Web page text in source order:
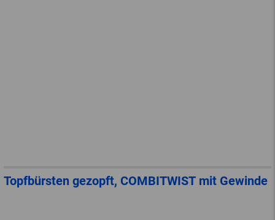
Topfbürsten gezopft, COMBITWIST mit Gewinde